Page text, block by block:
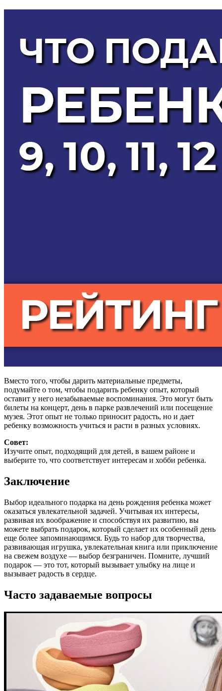
Вместо того, чтобы дарить материальные предметы,
подумайте о том, чтобы подарить ребенку опыт, который
оставит у него незабываемые воспоминания. Это могут быть
билеты на концерт, день в парке развлечений или посещение
музея. Этот опыт не только приносит радость, но и дает
ребенку возможность учиться и расти в разных условиях.
Совет:
Изучите опыт, подходящий для детей, в вашем районе и
выберите то, что соответствует интересам и хобби ребенка.
Заключение
Выбор идеального подарка на день рождения ребенка может
оказаться увлекательной задачей. Учитывая их интересы,
развивая их воображение и способствуя их развитию, вы
можете выбрать подарок, который сделает их особенный день
еще более запоминающимся. Будь то набор для творчества,
развивающая игрушка, увлекательная книга или приключение
на свежем воздухе — выбор безграничен. Помните, лучший
подарок — это тот, который вызывает улыбку на лице и
вызывает радость в сердце.
Часто задаваемые вопросы